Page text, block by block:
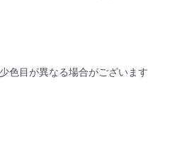
色目が異なる場合がございます